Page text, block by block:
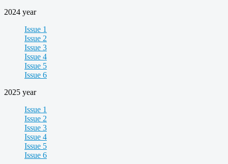
2024 year
Issue 1
Issue 2
Issue 3
Issue 4
Issue 5
Issue 6
2025 year
Issue 1
Issue 2
Issue 3
Issue 4
Issue 5
Issue 6